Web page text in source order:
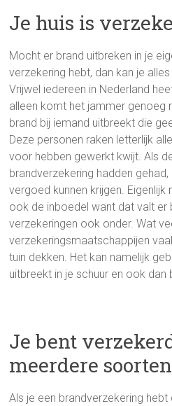
Je huis is
Mocht er brand uitbreken in je
verzekering hebt, dan kan je
Vrijwel iedereen in Nederland
alleen komt het jammer genoeg
brand bij iemand uitbreekt die
Deze personen raken letterlijk
voor hebben gewerkt kwijt. Als
brandverzekering hadden
vergoed kunnen krijgen.
ook de inboedel want dat valt er
verzekeringen ook onder. Wat
verzekeringsmaatschappijen
tuin dekken. Het kan namelijk
uitbreekt in je schuur en ook dan
Je bent
meerdere
Als je een brandverzekering